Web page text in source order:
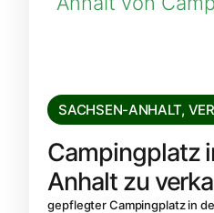
SACHSEN-ANHALT,
Campingplatz
Anhalt zu
gepflegter Campingplatz in